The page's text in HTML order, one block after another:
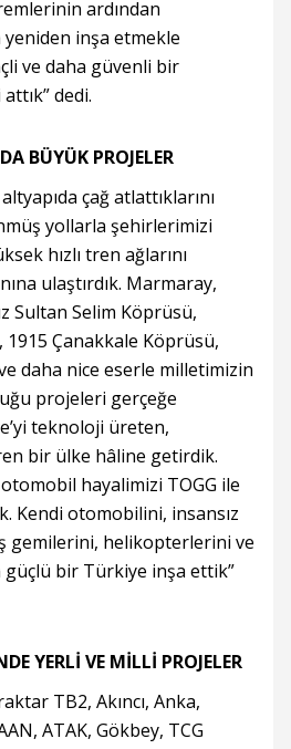
ardından
inşa etmekle
ve daha güvenli bir
dedi.
BÜYÜK PROJELER
çağ atlattıklarını
yollarla şehirlerimizi
hızlı tren ağlarını
ulaştırdık. Marmaray,
Sultan Selim Köprüsü,
Çanakkale Köprüsü,
daha nice eserle milletimizin
projeleri gerçeğe
teknoloji üreten,
bir ülke hâline getirdik.
hayalimizi TOGG ile
Kendi otomobilini, insansız
gemilerini, helikopterlerini ve
güçlü bir Türkiye inşa ettik”
YERLİ VE MİLLİ PROJELER
TB2, Akıncı, Anka,
ATAK, Gökbey, TCG